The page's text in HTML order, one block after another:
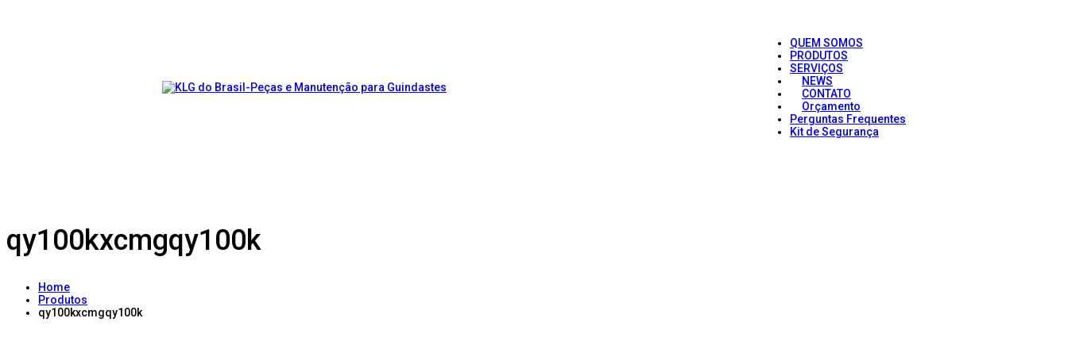
QUEM SOMOS
PRODUTOS
SERVIÇOS
NEWS
CONTATO
Orçamento
Perguntas Frequentes
Kit de Segurança
qy100kxcmgqy100k
Home
Produtos
qy100kxcmgqy100k